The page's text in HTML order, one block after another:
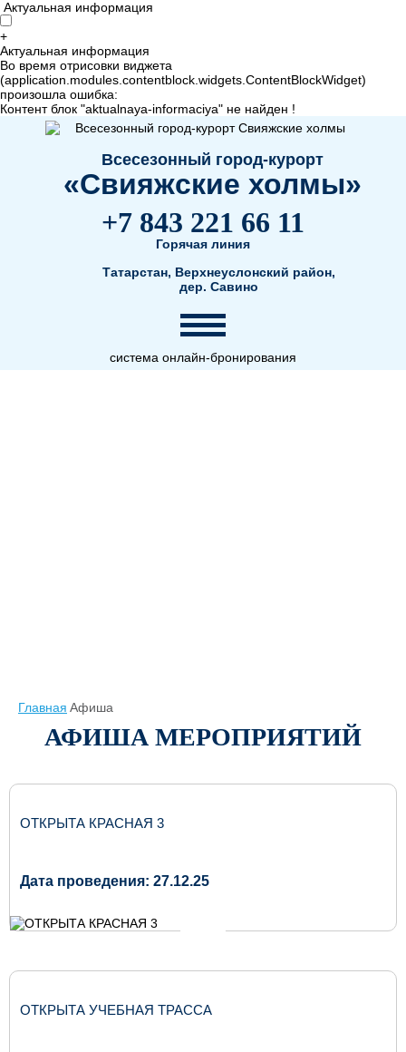
Актуальная информация
+
Актуальная информация
Во время отрисовки виджета
(application.modules.contentblock.widgets.ContentBlockWidget)
произошла ошибка:
Контент блок "aktualnaya-informaciya" не найден !
Всесезонный город-курорт
«Свияжские холмы»
+7 843 221 66 11
Горячая линия
Татарстан, Верхнеуслонский район,
дер. Савино
система онлайн-бронирования
Главная Афиша
АФИША МЕРОПРИЯТИЙ
ОТКРЫТА КРАСНАЯ 3
Дата проведения: 27.12.25
ОТКРЫТА УЧЕБНАЯ ТРАССА